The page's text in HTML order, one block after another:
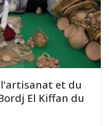
et du
El Kiffan du